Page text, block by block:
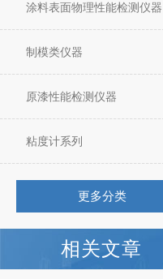
涂料表面物理性能检测仪器
制模类仪器
原漆性能检测仪器
粘度计系列
更多分类
相关文章